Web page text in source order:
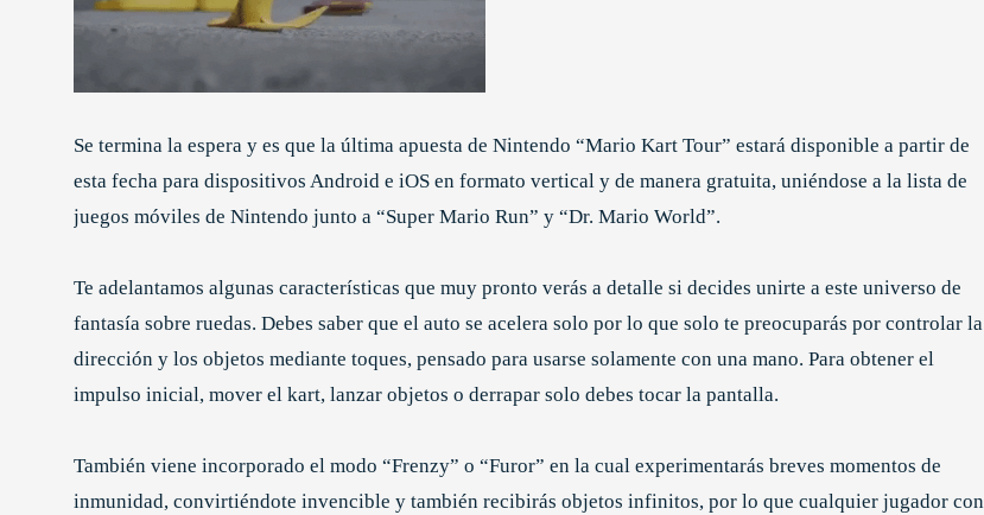
Se termina la espera y es que la última apuesta de Nintendo “Mario Kart Tour” estará disponible a partir de
esta fecha para dispositivos Android e iOS en formato vertical y de manera gratuita, uniéndose a la lista de
juegos móviles de Nintendo junto a “Super Mario Run” y “Dr. Mario World”.
Te adelantamos algunas características que muy pronto verás a detalle si decides unirte a este universo de
fantasía sobre ruedas. Debes saber que el auto se acelera solo por lo que solo te preocuparás por controlar la
dirección y los objetos mediante toques, pensado para usarse solamente con una mano. Para obtener el
impulso inicial, mover el kart, lanzar objetos o derrapar solo debes tocar la pantalla.
También viene incorporado el modo “Frenzy” o “Furor” en la cual experimentarás breves momentos de
inmunidad, convirtiéndote invencible y también recibirás objetos infinitos, por lo que cualquier jugador con